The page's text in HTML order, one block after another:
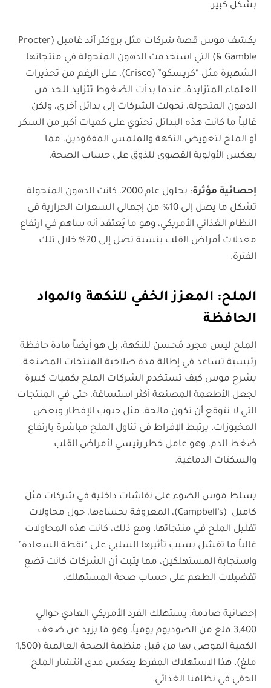
بشكل كبير.
يكشف موس قصة شركات مثل بروكتر آند غامبل (Procter
& Gamble) التي استخدمت الدهون المتحولة في منتجاتها
الشهيرة مثل “كريسكو” (Crisco)، على الرغم من تحذيرات
العلماء المتزايدة. عندما بدأت الضغوط تتزايد للحد من
الدهون المتحولة، تحولت الشركات إلى بدائل أخرى، ولكن
غالباً ما كانت هذه البدائل تحتوي على كميات أكبر من السكر
أو الملح لتعويض النكهة والملمس المفقودين، مما
يعكس الأولوية القصوى للذوق على حساب الصحة.
إحصائية مؤثرة
: بحلول عام 2000، كانت الدهون المتحولة
تشكل ما يصل إلى 10% من إجمالي السعرات الحرارية في
النظام الغذائي الأمريكي، وهو ما يُعتقد أنه ساهم في ارتفاع
معدلات أمراض القلب بنسبة تصل إلى 20% خلال تلك
الفترة.
الملح: المعزز الخفي للنكهة والمواد
الحافظة
الملح ليس مجرد مُحسن للنكهة، بل هو أيضاً مادة حافظة
رئيسية تساعد في إطالة مدة صلاحية المنتجات المصنعة.
يشرح موس كيف تستخدم الشركات الملح بكميات كبيرة
لجعل الأطعمة المصنعة أكثر استساغة، حتى في المنتجات
التي لا نتوقع أن تكون مالحة، مثل حبوب الإفطار وبعض
المخبوزات. يرتبط الإفراط في تناول الملح مباشرة بارتفاع
ضغط الدم، وهو عامل خطر رئيسي لأمراض القلب
والسكتات الدماغية.
يسلط موس الضوء على نقاشات داخلية في شركات مثل
كامبل (Campbell’s)، المعروفة بحساءها، حول محاولات
تقليل الملح في منتجاتها. ومع ذلك، كانت هذه المحاولات
غالباً ما تفشل بسبب تأثيرها السلبي على “نقطة السعادة”
واستجابة المستهلكين، مما يثبت أن الشركات كانت تضع
تفضيلات الطعم على حساب صحة المستهلك.
إحصائية صادمة: يستهلك الفرد الأمريكي العادي حوالي
3,400 ملغ من الصوديوم يومياً، وهو ما يزيد عن ضعف
الكمية الموصى بها من قبل منظمة الصحة العالمية (1,500
ملغ). هذا الاستهلاك المفرط يعكس مدى انتشار الملح
الخفي في نظامنا الغذائي.